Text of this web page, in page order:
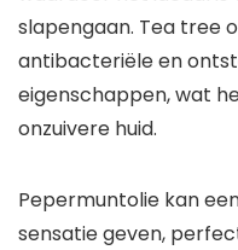
slapengaan. Tea tree
antibacteriële en
eigenschappen, wat
onzuivere huid.
Pepermuntolie kan
sensatie geven,